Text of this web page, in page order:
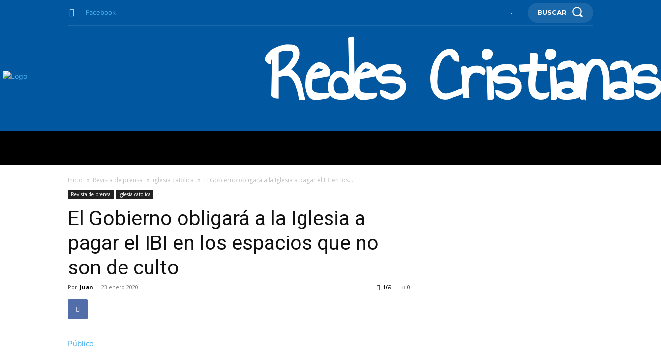
Facebook - BUSCAR
Redes Cristianas
Inicio Revista de prensa iglesia catolica El Gobierno obligará a la Iglesia a pagar el IBI en los...
Revista de prensa iglesia catolica
El Gobierno obligará a la Iglesia a
pagar el IBI en los espacios que no
son de culto
Por Juan - 23 enero 2020 0
169
Público